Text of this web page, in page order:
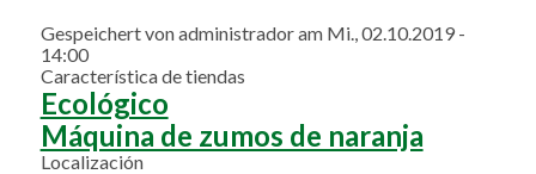
Gespeichert vonadministradoram Mi., 02.10.2019 -
14:00
Característica de tiendas
Ecológico
Máquina de zumos de naranja
Localización